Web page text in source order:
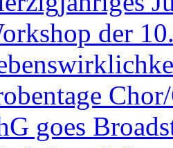
der
goes